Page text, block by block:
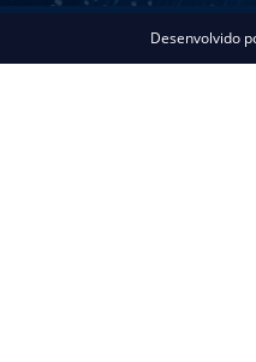
Desenvolvido